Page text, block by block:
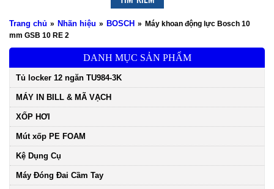
Trang chủ » Nhãn hiệu » BOSCH » Máy khoan động lực Bosch 10
mm GSB 10 RE 2
DANH MỤC SẢN PHẨM
Tủ locker 12 ngăn TU984-3K
MÁY IN BILL & MÃ VẠCH
XỐP HƠI
Mút xốp PE FOAM
Kệ Dụng Cụ
Máy Đóng Đai Cầm Tay